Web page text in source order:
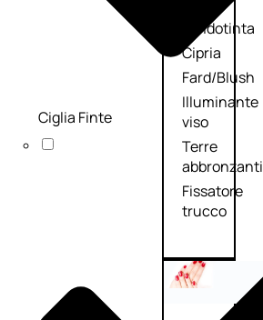
Fondotinta
Cipria
Fard/Blush
Illuminante
viso
Terre
abbronzanti
Fissatore
trucco
Ciglia Finte